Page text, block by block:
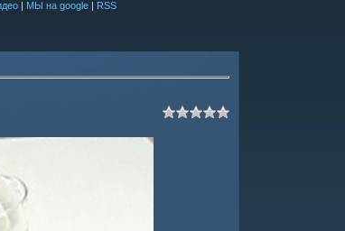
| МЫ на google| RSS